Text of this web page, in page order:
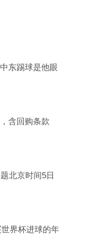
东踢球是他眼
含回购条款
北京时间5日
界杯进球的年